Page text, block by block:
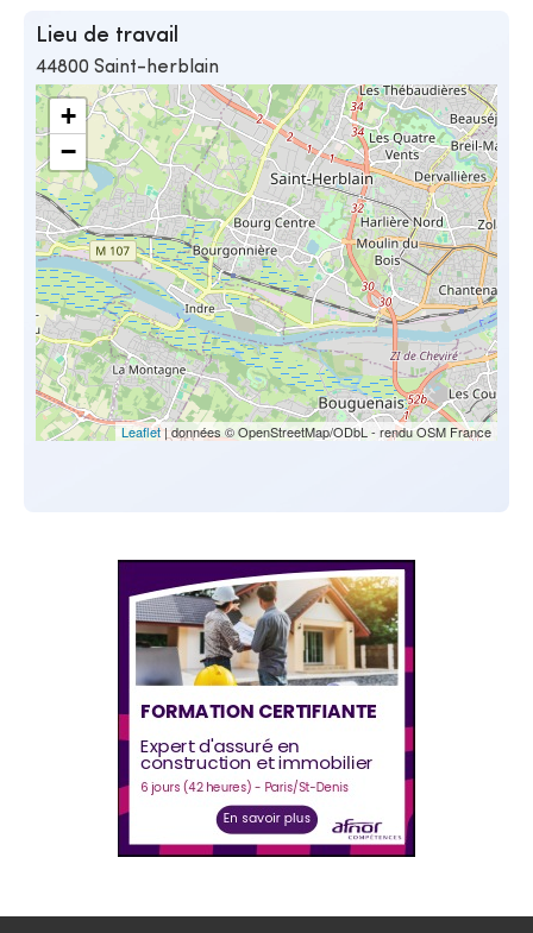
Lieu de travail
44800 Saint-herblain
+
−
Leaflet| données © OpenStreetMap/ODbL - rendu OSM France